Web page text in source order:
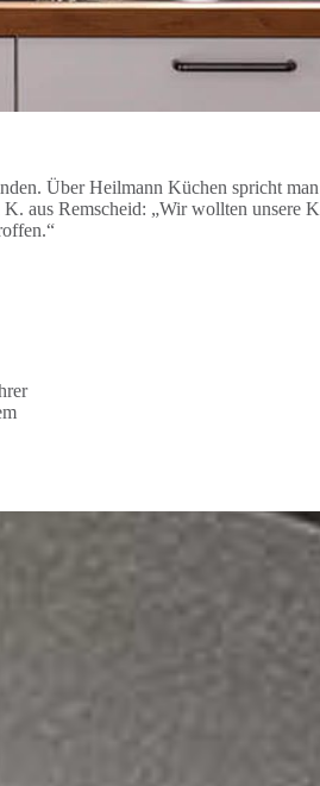
Über Heilmann Küchen spricht
aus Remscheid: „Wir wollten unsere